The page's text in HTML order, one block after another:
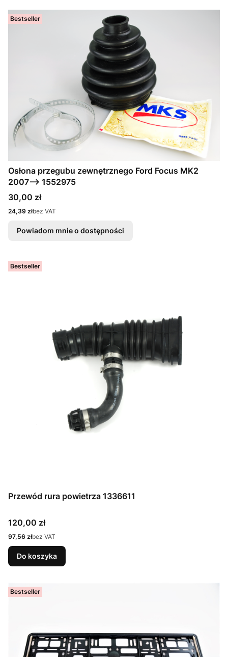
Bestseller
Osłona przegubu zewnętrznego Ford Focus MK2
2007--> 1552975
Cena
30,00 zł
Cena
24,39 złbez VAT
Powiadom mnie o dostępności
Bestseller
Przewód rura powietrza 1336611
Cena
120,00 zł
Cena
97,56 złbez VAT
Do koszyka
Bestseller